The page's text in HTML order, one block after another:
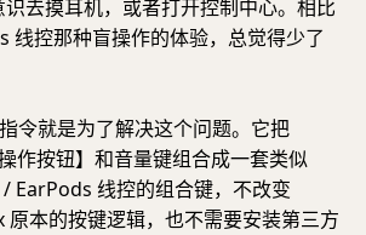
去摸耳机，或者打开控制中心。相比
线控那种盲操作的体验，总觉得少了
令就是为了解决这个问题。它把
作按钮】和音量键组合成一套类似
EarPods 线控的组合键，不改变
本的按键逻辑，也不需要安装第三方